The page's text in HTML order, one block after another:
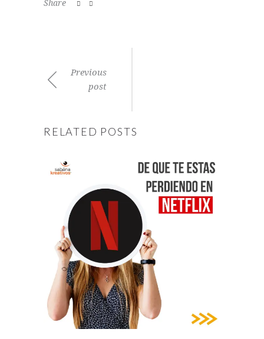
Share
Previous
post
RELATED POSTS